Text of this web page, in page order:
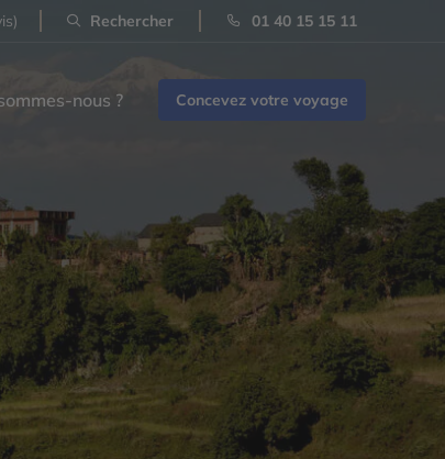
Rechercher 01 40 15 15 11
nous ? Concevez votre voyage